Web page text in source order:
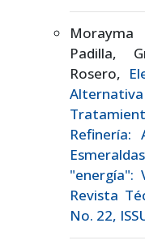
Padilla,
Rosero,
Refinería:
"energía":
Revista
No. 22,